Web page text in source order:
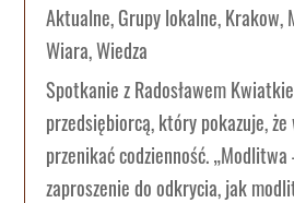
Aktualne,Grupy lokalne,Krakow,
Wiara,Wiedza
Spotkanie z Radosławem
przedsiębiorcą, który pokazuje, że
przenikać codzienność. „Modlitwa
zaproszenie do odkrycia, jak